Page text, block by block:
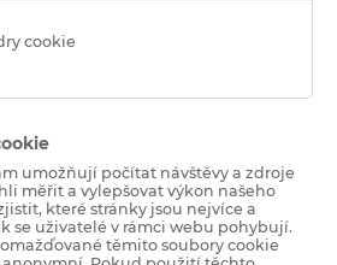
cookie
umožňují počítat návštěvy a zdroje
měřit a vylepšovat výkon našeho
které stránky jsou nejvíce a
se uživatelé v rámci webu pohybují.
těmito soubory cookie